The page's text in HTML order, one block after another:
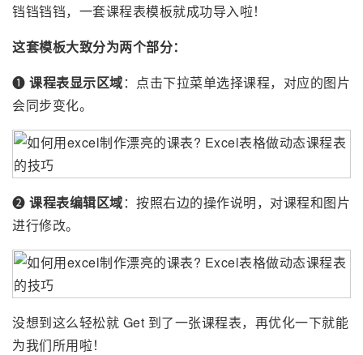
铛铛铛铛，一套课程表模板就成功导入啦！
这套模板大致分为两个部分：
❶ 课程表显示区域：点击下拉菜单选择课程，对应的图片
会同步变化。
❷ 课程表编辑区域：按照右边的操作说明，对课程和图片
进行修改。
没想到这么轻松就 Get 到了一张课程表，再优化一下就能
为我们所用啦！